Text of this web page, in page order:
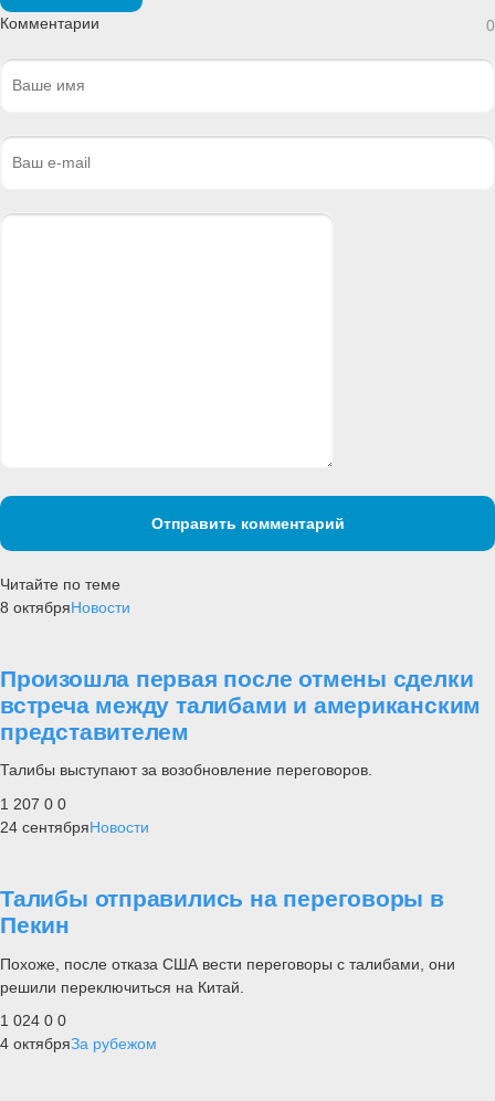
Комментарии 0
Отправить комментарий
Читайте по теме
8 октябряНовости
Произошла первая после отмены сделки
встреча между талибами и американским
представителем
Талибы выступают за возобновление переговоров.
1 207 0 0
24 сентябряНовости
Талибы отправились на переговоры в
Пекин
Похоже, после отказа США вести переговоры с талибами, они
решили переключиться на Китай.
1 024 0 0
4 октябряЗа рубежом